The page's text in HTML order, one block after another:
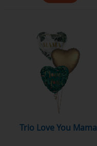
Trio Love You Mama